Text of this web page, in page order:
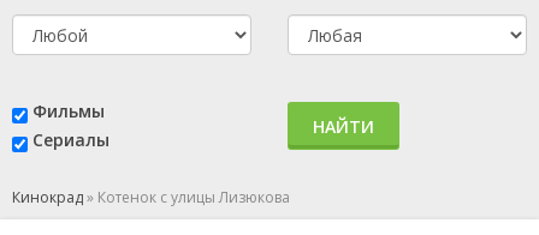
Фильмы
Сериалы
НАЙТИ
Кинокрад» Котенок с улицы Лизюкова